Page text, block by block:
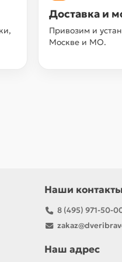
Доставка и
Привозим и
Москве и МО.
Наши контакты
8 (495) 971-50-
Наш адрес